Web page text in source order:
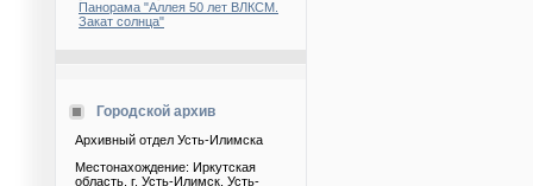
Панорама "Аллея 50 лет ВЛКСМ.
Закат солнца"
Городской архив
Архивный отдел Усть-Илимска
Местонахождение: Иркутская
область, г. Усть-Илимск, Усть-